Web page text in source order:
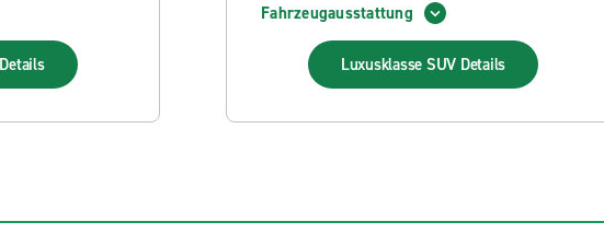
Details
Fahrzeugausstattung
Luxusklasse SUV Details